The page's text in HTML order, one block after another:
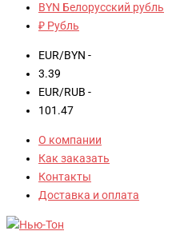
BYN Белорусский рубль
₽ Рубль
EUR/BYN -
3.39
EUR/RUB -
101.47
О компании
Как заказать
Контакты
Доставка и оплата